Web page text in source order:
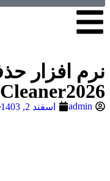
نرم افزار
admin اسفند 2, 1403